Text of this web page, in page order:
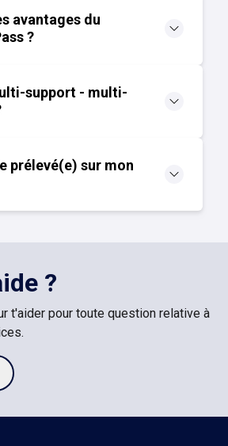
avantages du
?
support - multi-
prélevé(e) sur mon
?
t'aider pour toute question relative à